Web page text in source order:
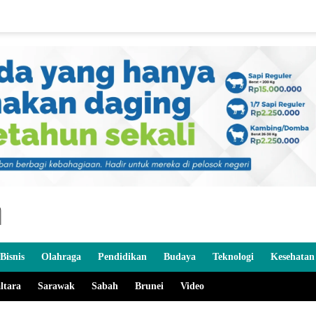
Olahraga Pendidikan Budaya Teknologi Kesehatan
Sarawak Sabah Brunei Video